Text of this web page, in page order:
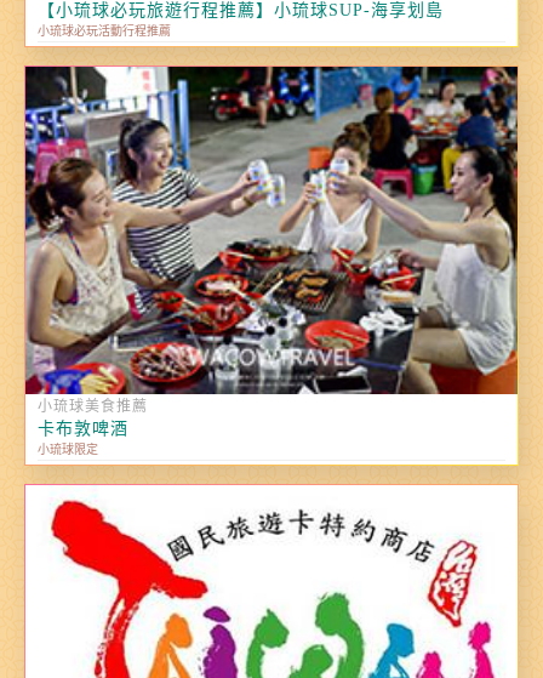
【小琉球必玩旅遊行程推薦】小琉球SUP-海享划島
小琉球必玩活動行程推薦
小琉球美食推薦
卡布敦啤酒
小琉球限定